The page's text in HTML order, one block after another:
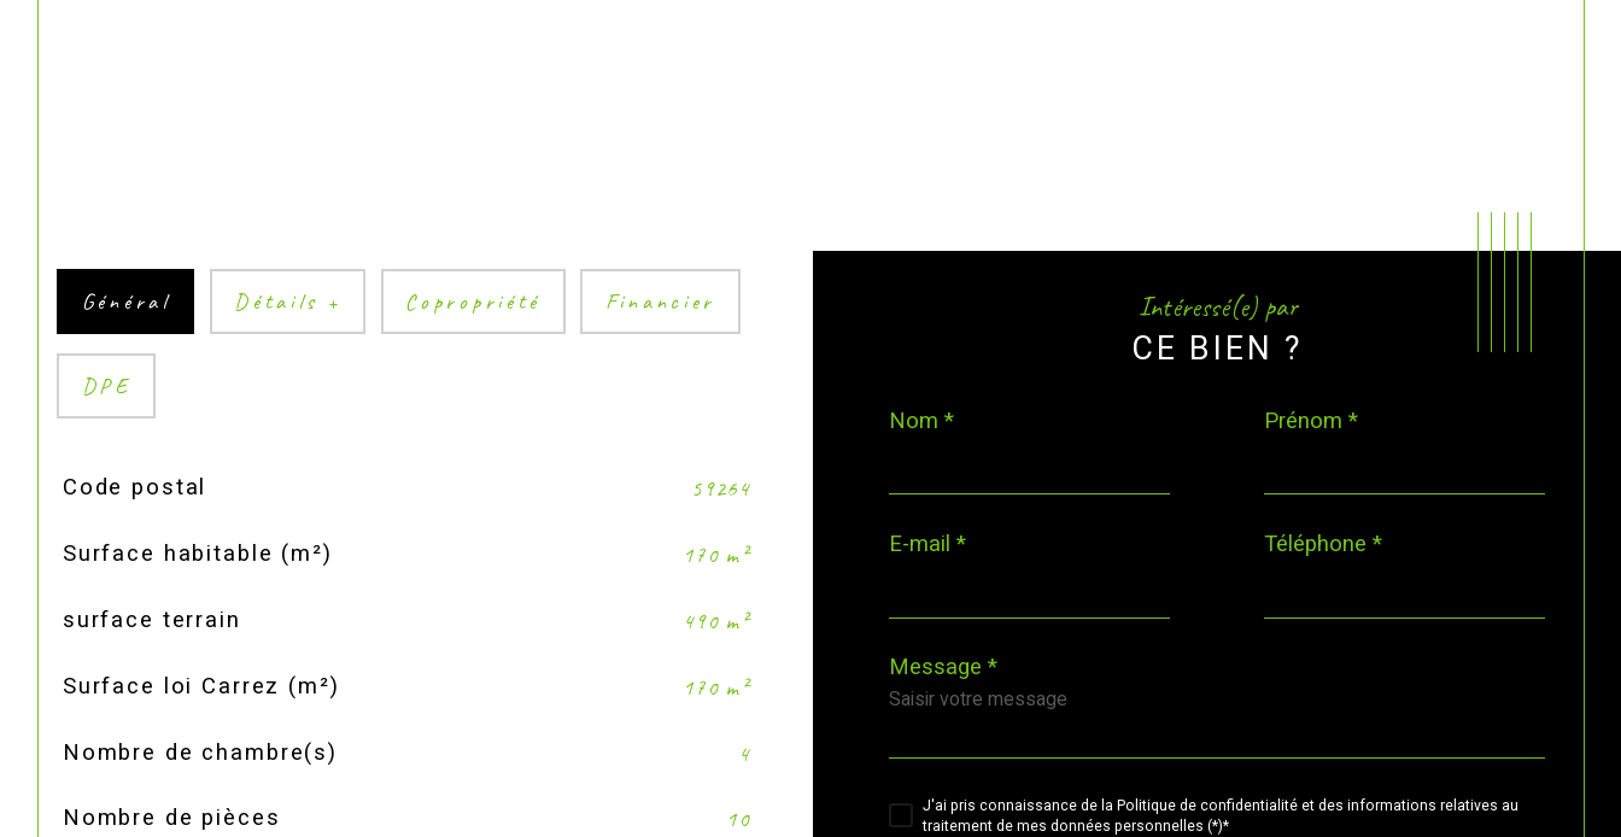
Général Détails + Copropriété Financier
DPE
TRAD_SIROCCO_Caracteristique
Code postal 59264
Surface habitable (m²) 170 m²
surface terrain 490 m²
Surface loi Carrez (m²) 170 m²
Nombre de chambre(s) 4
Nombre de pièces 10
Intéressé(e) par
CE BIEN ?
Nom * Prénom *
E-mail * Téléphone *
Message *
J'ai pris connaissance de la Politique de confidentialité et des informations relatives au
traitement de mes données personnelles (*)*